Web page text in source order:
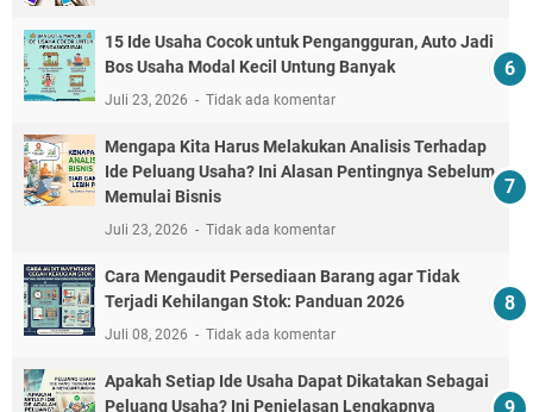
15 Ide Usaha Cocok untuk Pengangguran, Auto Jadi
Bos Usaha Modal Kecil Untung Banyak
Juli 23, 2026 Tidak ada komentar
Mengapa Kita Harus Melakukan Analisis Terhadap
Ide Peluang Usaha? Ini Alasan Pentingnya Sebelum
Memulai Bisnis
Juli 23, 2026 Tidak ada komentar
Cara Mengaudit Persediaan Barang agar Tidak
Terjadi Kehilangan Stok: Panduan 2026
Juli 08, 2026 Tidak ada komentar
Apakah Setiap Ide Usaha Dapat Dikatakan Sebagai
Peluang Usaha? Ini Penjelasan Lengkapnya